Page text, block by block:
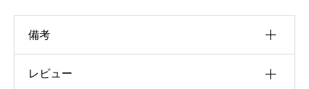
備考
u30b5u30a4u30ba
レビュー